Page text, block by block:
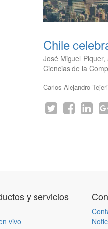
Chile
José Miguel
Ciencias de la
Carlos Alejandro
y servicios
vivo